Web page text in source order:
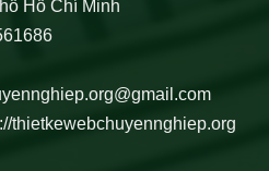
Hồ Chí Minh
thietkewebchuyennghiep.org